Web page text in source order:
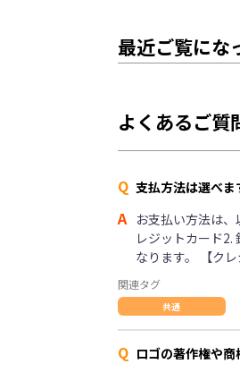
最近ご覧にな
よくあるご質
Q 支払方法は選べま
A お支払い方法は
レジットカード
なります。 【ク
関連タグ
共通
Q ロゴの著作権や